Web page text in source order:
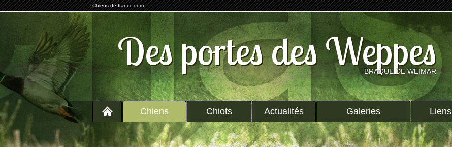
Chiens-de-france.com
Des portes des Weppes
BRAQUE DE WEIMAR
Chiens Chiots Actualités Galeries Liens